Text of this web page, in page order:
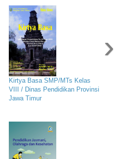
Kirtya Basa SMP/MTs Kelas
VIII / Dinas Pendidikan Provinsi
Jawa Timur
›